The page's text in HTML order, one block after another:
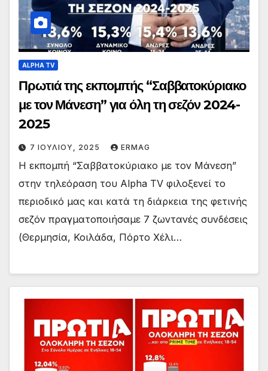
ALPHA TV
Πρωτιά της εκπομπής “Σαββατοκύριακο
με τον Μάνεση” για όλη τη σεζόν 2024-
2025
7 ΙΟΥΛΊΟΥ, 2025 ERMAG
Η εκπομπή “Σαββατοκύριακο με τον Μάνεση”
στην τηλεόραση του Alpha TV φιλοξενεί το
περιοδικό μας και κατά τη διάρκεια της φετινής
σεζόν πραγματοποιήσαμε 7 ζωντανές συνδέσεις
(Θερμησία, Κοιλάδα, Πόρτο Χέλι…